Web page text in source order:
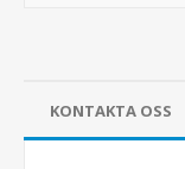
KONTAKTA OSS